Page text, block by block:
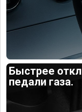
Быстрее
педали газа.